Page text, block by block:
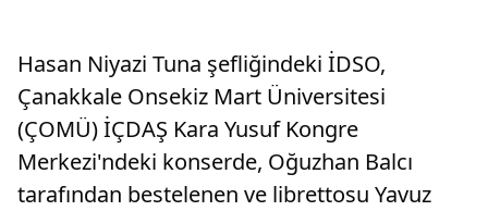
Hasan Niyazi Tuna şefliğindeki İDSO,
Çanakkale Onsekiz Mart Üniversitesi
(ÇOMÜ) İÇDAŞ Kara Yusuf Kongre
Merkezi'ndeki konserde, Oğuzhan Balcı
tarafından bestelenen ve librettosu Yavuz